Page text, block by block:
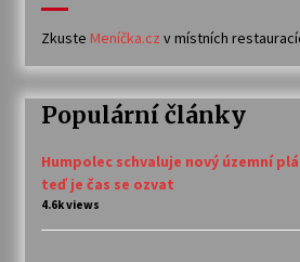
Zkuste Meníčka.cz v místních
Populární články
Humpolec schvaluje nový územní
teď je čas se ozvat
4.6k views